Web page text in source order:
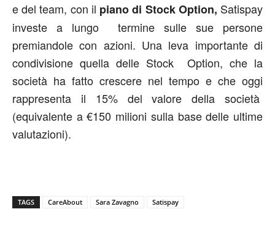
e del team, con il piano di Stock Option, Satispay
investe a lungo termine sulle sue persone
premiandole con azioni. Una leva importante di
condivisione quella delle Stock Option, che la
società ha fatto crescere nel tempo e che oggi
rappresenta il 15% del valore della società
(equivalente a €150 milioni sulla base delle ultime
valutazioni).
TAGS CareAbout Sara Zavagno Satispay